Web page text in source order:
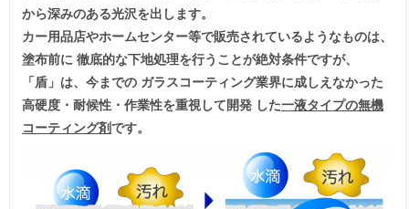
から深みのある光沢を出します。
カー用品店やホームセンター等で販売されているようなものは、
塗布前に 徹底的な下地処理を行うことが絶対条件ですが、
「盾」は、今までの ガラスコーティング業界に成しえなかった
高硬度・耐候性・作業性を重視して開発 した一液タイプの無機
コーティング剤です。